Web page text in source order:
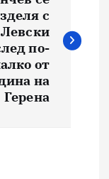
с
Левски
по-
от
на
Герена